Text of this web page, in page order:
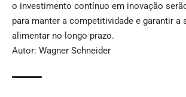
o investimento contínuo em inovação
para manter a competitividade e garantir a
alimentar no longo prazo.
Autor: Wagner Schneider